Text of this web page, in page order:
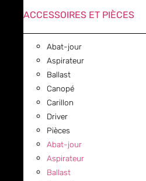
ACCESSOIRES ET PIÈCES
Abat-jour
Aspirateur
Ballast
Canopé
Carillon
Driver
Pièces
Abat-jour
Aspirateur
Ballast